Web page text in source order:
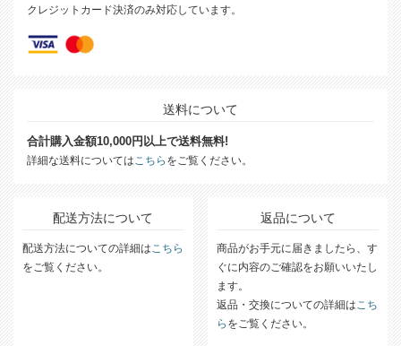
クレジットカード決済のみ対応しています。
送料について
合計購入金額10,000円以上で送料無料!
詳細な送料についてはこちら をご覧ください。
配送方法について
配送方法についての詳細はこちら
をご覧ください。
返品について
商品がお手元に届きましたら、す
ぐに内容のご確認をお願いいたし
ます。
返品・交換についての詳細はこち
ら をご覧ください。